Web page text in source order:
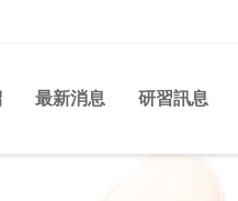
最新消息 研習訊息